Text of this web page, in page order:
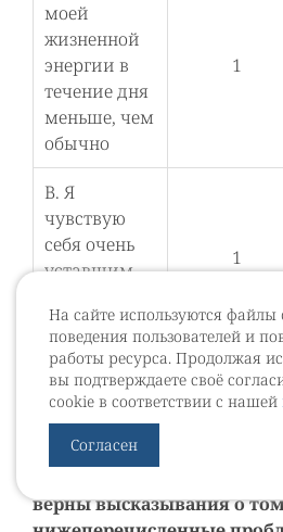
На сайте используются файлы
поведения пользователей и
работы ресурса. Продолжая
вы подтверждаете своё
cookie в соответствии с нашей
Согласен
моей
жизненной
энергии в
течение дня
меньше, чем
обычно
1
В. Я
чувствую
себя очень
уставшим
утомленным
1
С. Моя
активность
ограничена
1
верны высказывания о